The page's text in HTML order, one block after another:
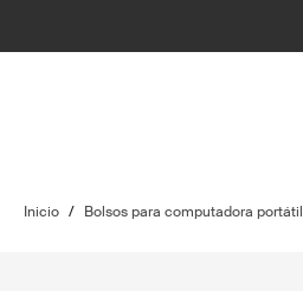
Inicio / Bolsos para computadora portátil